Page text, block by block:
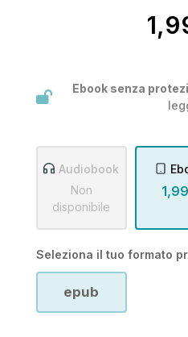
Ebook senza
Audiobook
Non
disponibile
Seleziona il tuo formato
epub